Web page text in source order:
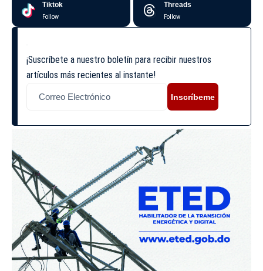
Tiktok
Follow
Threads
Follow
¡Suscríbete a nuestro boletín para recibir nuestros
artículos más recientes al instante!
Inscríbeme